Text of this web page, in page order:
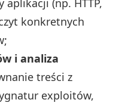
(np. HTTP,
konkretnych
i analiza
treści z
exploitów,